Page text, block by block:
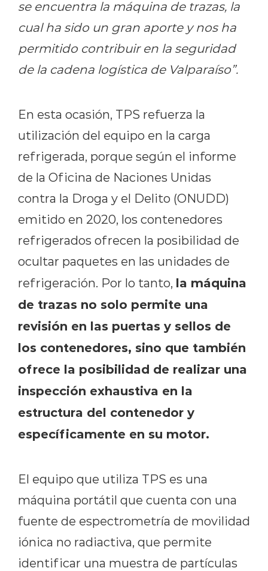
se encuentra la máquina de trazas, la
cual ha sido un gran aporte y nos ha
permitido contribuir en la seguridad
de la cadena logística de Valparaíso”.
En esta ocasión, TPS refuerza la
utilización del equipo en la carga
refrigerada, porque según el informe
de la Oficina de Naciones Unidas
contra la Droga y el Delito (ONUDD)
emitido en 2020, los contenedores
refrigerados ofrecen la posibilidad de
ocultar paquetes en las unidades de
refrigeración. Por lo tanto, la máquina
de trazas no solo permite una
revisión en las puertas y sellos de
los contenedores, sino que también
ofrece la posibilidad de realizar una
inspección exhaustiva en la
estructura del contenedor y
específicamente en su motor.
El equipo que utiliza TPS es una
máquina portátil que cuenta con una
fuente de espectrometría de movilidad
iónica no radiactiva, que permite
identificar una muestra de partículas